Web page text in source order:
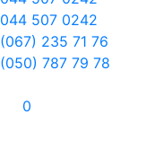
044 507 0242
(067) 235 71 76
(050) 787 79 78
0